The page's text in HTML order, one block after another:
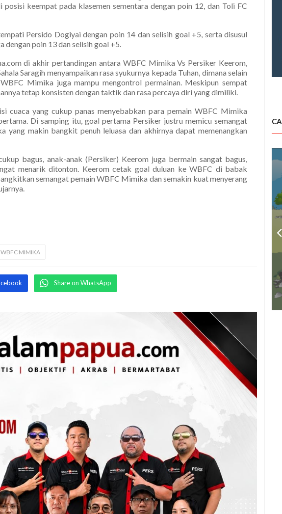
keempat pada klasemen sementara dengan poin 12, dan Toli FC
Persido Dogiyai dengan poin 14 dan selisih goal +5, serta disusul
dengan poin 13 dan selisih goal +5.
di akhir pertandingan antara WBFC Mimika Vs Persiker Keerom,
Saragih menyampaikan rasa syukurnya kepada Tuhan, dimana selain
Mimika juga mampu mengontrol permainan. Meskipun sempat
tetap konsisten dengan taktik dan rasa percaya diri yang dimiliki.
cuaca yang cukup panas menyebabkan para pemain WBFC Mimika
Di samping itu, goal pertama Persiker justru memicu semangat
yang makin bangkit penuh leluasa dan akhirnya dapat memenangkan
bagus, anak-anak (Persiker) Keerom juga bermain sangat bagus,
menarik ditonton. Keerom cetak goal duluan ke WBFC di babak
semangat pemain WBFC Mimika dan semakin kuat menyerang
WBFC MIMIKA
Share on WhatsApp